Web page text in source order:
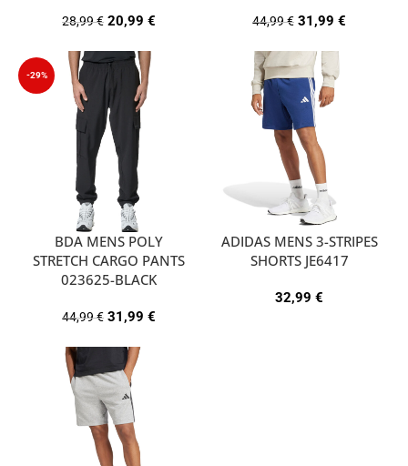
28,99€ 20,99 € 44,99€ 31,99 €
-29%
BDA MENS POLY
STRETCH CARGO PANTS
023625-BLACK
44,99€ 31,99 €
ADIDAS MENS 3-STRIPES
SHORTS JE6417
32,99 €